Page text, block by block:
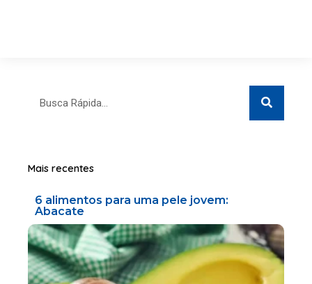
Search
Mais recentes
6 alimentos para uma pele jovem:
Abacate